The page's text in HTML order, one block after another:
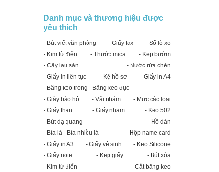
Danh mục và thương hiệu được
yêu thích
- Bút viết văn phòng - Giấy fax
- Sổ lò xo
- Kim từ điển
- Thước mica
- Kẹp bướm
- Cây lau sàn
- Nước rửa chén
- Giấy in liên tục
- Kệ hồ sơ
- Giấy in A4
- Băng keo trong - Băng keo đục
- Giày bảo hộ
- Vải nhám
- Mực các loại
- Giấy than
- Giấy nhám
- Keo 502
- Bút dạ quang
- Hồ dán
- Bìa lá - Bìa nhiều lá
- Hộp name card
- Giấy in A3
- Giấy vệ sinh
- Keo Silicone
- Giấy note
- Kẹp giấy
- Bút xóa
- Kim từ điển
- Cắt băng keo